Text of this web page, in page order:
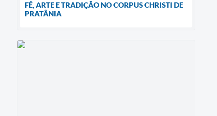
FÉ, ARTE E TRADIÇÃO NO CORPUS CHRISTI DE
PRATÂNIA